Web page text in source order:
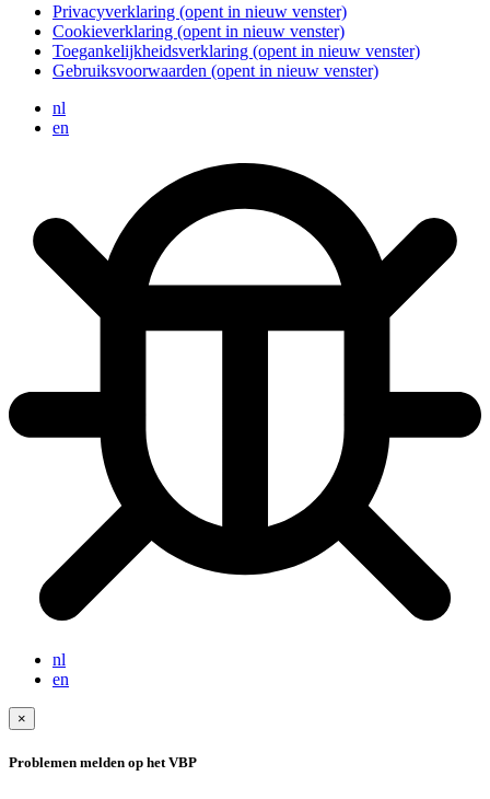
Privacyverklaring (opent in nieuw venster)
Cookieverklaring (opent in nieuw venster)
Toegankelijkheidsverklaring (opent in nieuw venster)
Gebruiksvoorwaarden (opent in nieuw venster)
nl
en
nl
en
×
Problemen melden op het VBP